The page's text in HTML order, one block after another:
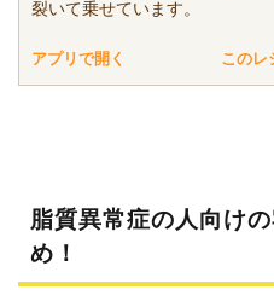
裂いて乗せています。
アプリで開く このレ
脂質異常症の人向け
め！